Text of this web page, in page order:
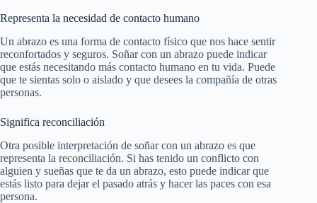
Representa la necesidad de contacto humano
Un abrazo es una forma de contacto físico que nos hace sentir
reconfortados y seguros. Soñar con un abrazo puede indicar
que estás necesitando más contacto humano en tu vida. Puede
que te sientas solo o aislado y que desees la compañía de otras
personas.
Significa reconciliación
Otra posible interpretación de soñar con un abrazo es que
representa la reconciliación. Si has tenido un conflicto con
alguien y sueñas que te da un abrazo, esto puede indicar que
estás listo para dejar el pasado atrás y hacer las paces con esa
persona.